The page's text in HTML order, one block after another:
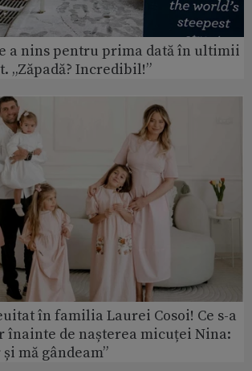
a nins pentru prima dată în ultimii
„Zăpadă? Incredibil!”
în familia Laurei Cosoi! Ce s-a
de nașterea micuței Nina:
mă gândeam”